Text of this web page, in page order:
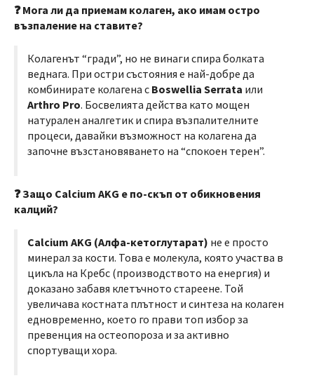
❓ Мога ли да приемам колаген, ако имам остро
възпаление на ставите?
Колагенът “гради”, но не винаги спира болката
веднага. При остри състояния е най-добре да
комбинирате колагена с Boswellia Serrata или
Arthro Pro. Босвелията действа като мощен
натурален аналгетик и спира възпалителните
процеси, давайки възможност на колагена да
започне възстановяването на “спокоен терен”.
❓ Защо Calcium AKG е по-скъп от обикновения
калций?
Calcium AKG (Алфа-кетоглутарат) не е просто
минерал за кости. Това е молекула, която участва в
цикъла на Кребс (производството на енергия) и
доказано забавя клетъчното стареене. Той
увеличава костната плътност и синтеза на колаген
едновременно, което го прави топ избор за
превенция на остеопороза и за активно
спортуващи хора.